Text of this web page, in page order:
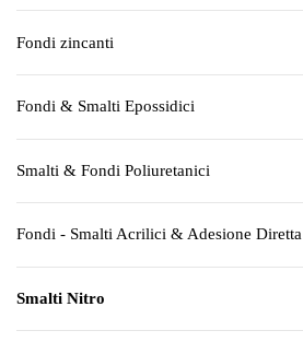
Fondi zincanti
Fondi & Smalti Epossidici
Smalti & Fondi Poliuretanici
Fondi - Smalti Acrilici & Adesione Diretta
Smalti Nitro